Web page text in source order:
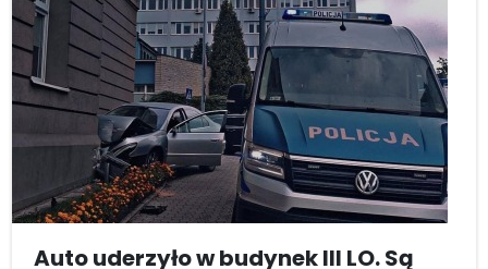
Auto uderzyło w budynek III LO. Są